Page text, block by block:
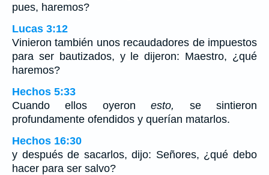
pues, haremos?
Lucas 3:12
Vinieron también unos recaudadores de impuestos
para ser bautizados, y le dijeron: Maestro, ¿qué
haremos?
Hechos 5:33
Cuando ellos oyeronesto,
se sintieron
profundamente ofendidos y querían matarlos.
Hechos 16:30
y después de sacarlos, dijo: Señores, ¿qué debo
hacer para ser salvo?